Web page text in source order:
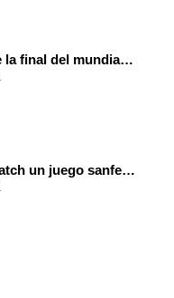
Vive la emoción de la final del mundial programando con Scratch, un juego de toques y esquivar contrarios
Programa con Scratch un juego sanferminero con Mikel Merino evitando toros y dando toques al balón.